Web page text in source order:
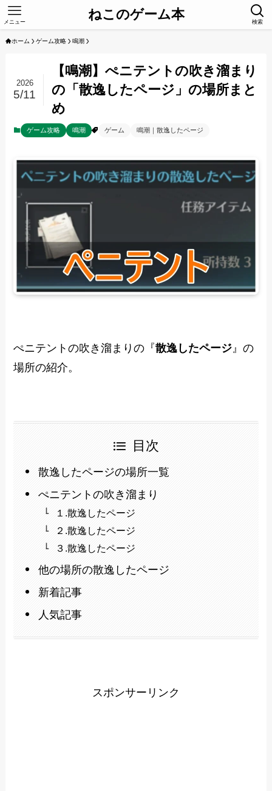
ねこのゲーム本 検索
メニュー
ホーム ゲーム攻略 鳴潮
【鳴潮】ぺニテントの吹き溜まり
の「散逸したページ」の場所まと
め
2026
5/11
ゲーム攻略 鳴潮 ゲーム 鳴潮｜散逸したページ
ぺニテントの吹き溜まりの『散逸したページ』の
場所の紹介。
目次
散逸したページの場所一覧
ぺニテントの吹き溜まり
１.散逸したページ
２.散逸したページ
３.散逸したページ
他の場所の散逸したページ
新着記事
人気記事
スポンサーリンク